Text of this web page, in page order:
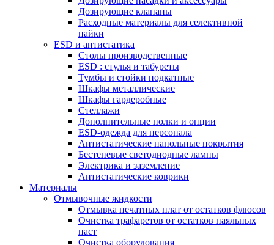
Дозирующие клапаны
Расходные материалы для селективной
пайки
ESD и антистатика
Столы производственные
ESD : cтулья и табуреты
Тумбы и стойки подкатные
Шкафы металлические
Шкафы гардеробные
Стеллажи
Дополнительные полки и опции
ESD-одежда для персонала
Антистатические напольные покрытия
Бестеневые светодиодные лампы
Электрика и заземление
Антистатические коврики
Материалы
Отмывочные жидкости
Отмывка печатных плат от остатков флюсов
Очистка трафаретов от остатков паяльных
паст
Очистка оборудования